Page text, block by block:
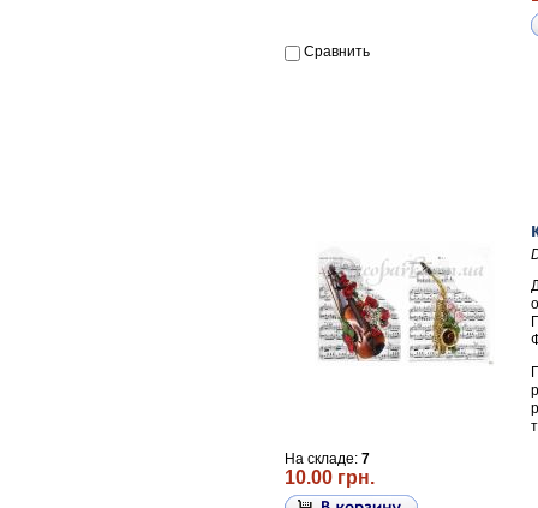
Сравнить
На складе: 7
10.00 грн.